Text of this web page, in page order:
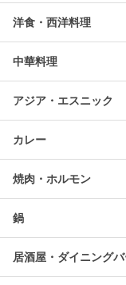
洋食・西洋料理
中華料理
アジア・エスニック
カレー
焼肉・ホルモン
鍋
居酒屋・ダイニング